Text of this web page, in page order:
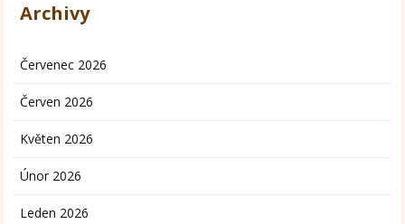
Archivy
Červenec 2026
Červen 2026
Květen 2026
Únor 2026
Leden 2026